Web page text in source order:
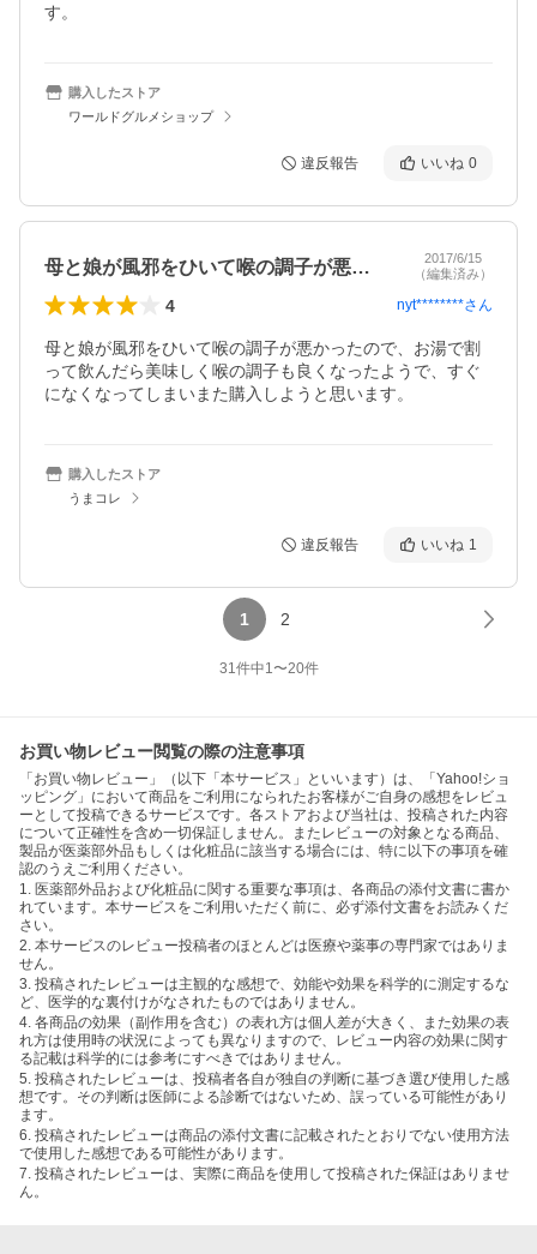
す。
購入したストア
ワールドグルメショップ
違反報告 いいね 0
母と娘が風邪をひいて喉の調子が悪かった…
2017/6/15
（編集済み）
4 nyt********さん
母と娘が風邪をひいて喉の調子が悪かったので、お湯で割
って飲んだら美味しく喉の調子も良くなったようで、すぐ
になくなってしまいまた購入しようと思います。
購入したストア
うまコレ
違反報告 いいね 1
1 2
31件中1〜20件
お買い物レビュー閲覧の際の注意事項
「お買い物レビュー」（以下「本サービス」といいます）は、「Yahoo!ショ
ッピング」において商品をご利用になられたお客様がご自身の感想をレビュ
ーとして投稿できるサービスです。各ストアおよび当社は、投稿された内容
について正確性を含め一切保証しません。またレビューの対象となる商品、
製品が医薬部外品もしくは化粧品に該当する場合には、特に以下の事項を確
認のうえご利用ください。
1. 医薬部外品および化粧品に関する重要な事項は、各商品の添付文書に書か
れています。本サービスをご利用いただく前に、必ず添付文書をお読みくだ
さい。
2. 本サービスのレビュー投稿者のほとんどは医療や薬事の専門家ではありま
せん。
3. 投稿されたレビューは主観的な感想で、効能や効果を科学的に測定するな
ど、医学的な裏付けがなされたものではありません。
4. 各商品の効果（副作用を含む）の表れ方は個人差が大きく、また効果の表
れ方は使用時の状況によっても異なりますので、レビュー内容の効果に関す
る記載は科学的には参考にすべきではありません。
5. 投稿されたレビューは、投稿者各自が独自の判断に基づき選び使用した感
想です。その判断は医師による診断ではないため、誤っている可能性があり
ます。
6. 投稿されたレビューは商品の添付文書に記載されたとおりでない使用方法
で使用した感想である可能性があります。
7. 投稿されたレビューは、実際に商品を使用して投稿された保証はありませ
ん。